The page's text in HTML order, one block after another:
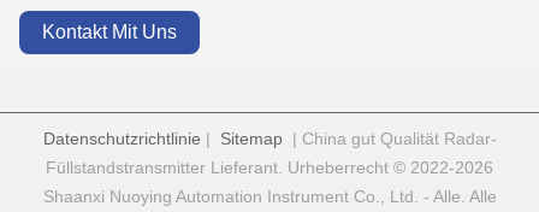
Kontakt Mit Uns
Datenschutzrichtlinie | Sitemap| China gut Qualität Radar-
Füllstandstransmitter Lieferant. Urheberrecht © 2022-2026
Shaanxi Nuoying Automation Instrument Co., Ltd. - Alle. Alle